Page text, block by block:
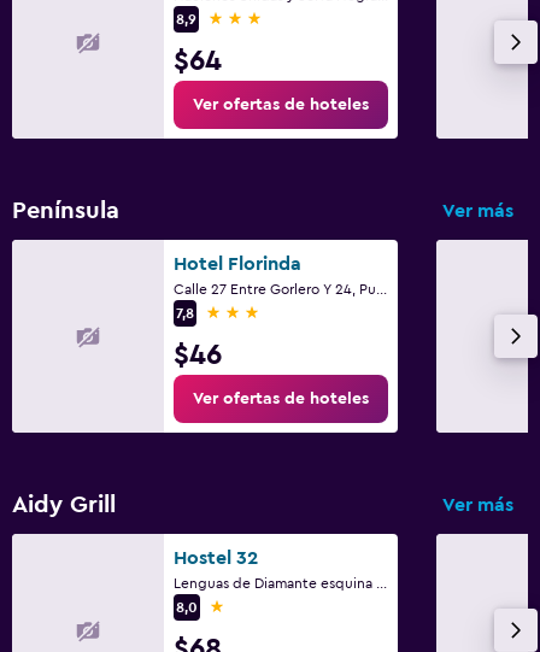
8,9
3 estrellas
$64
Ver ofertas de hoteles
Península Ver más
Hotel Florinda
7,8
3 estrellas
$46
Ver ofertas de hoteles
Aidy Grill Ver más
Hostel 32
8,0
1 estrella